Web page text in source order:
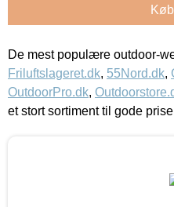
De mest populære outdoor-
Friluftslageret.dk, 55Nord.dk,
OutdoorPro.dk,
et stort sortiment til gode